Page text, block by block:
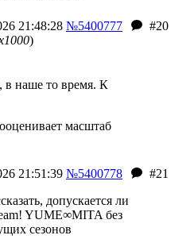
21:48:28 №5400777
#20
)
наше то время. К
масштаб
21:51:39 №5400778
#21
допускается ли
YUME∞MITA без
сезонов